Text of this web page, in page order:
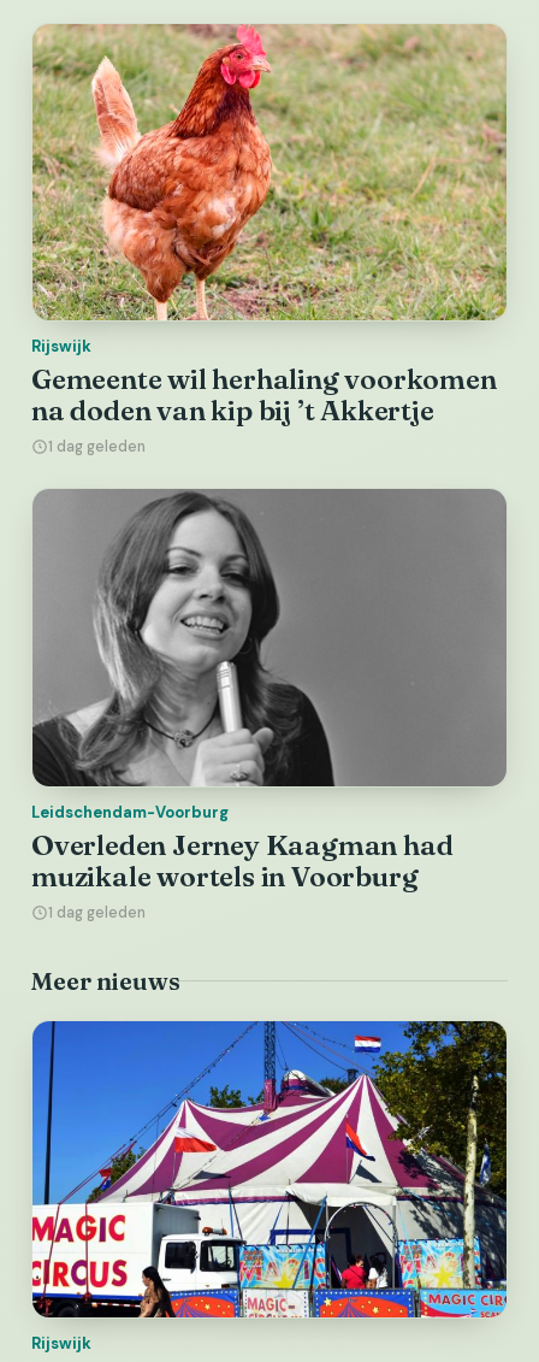
Rijswijk
Gemeente wil herhaling voorkomen
na doden van kip bij ’t Akkertje
1 dag geleden
Leidschendam-Voorburg
Overleden Jerney Kaagman had
muzikale wortels in Voorburg
1 dag geleden
Meer nieuws
Rijswijk